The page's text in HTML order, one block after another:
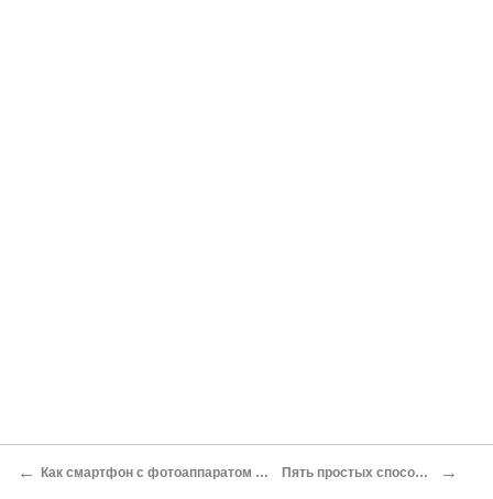
← Как смартфон с фотоаппаратом расправился, или Почему нездоровится Canon и Nikon Евгений Золотов Пять простых способов зайти на заблокированные сайты Олег Нечай →